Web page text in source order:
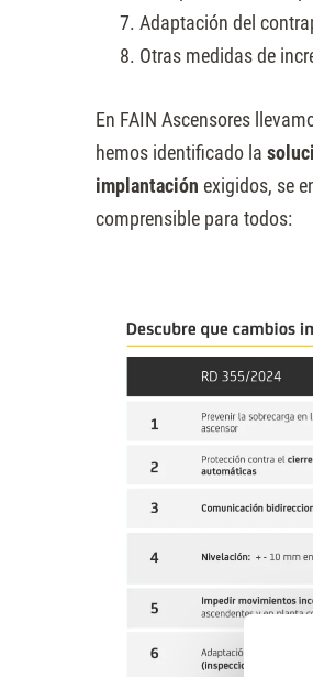
Adaptación del
Otras medidas de
En FAIN Ascensores
hemos identificado la
implantación exigidos, se
comprensible para todos: